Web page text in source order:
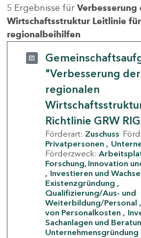
5 Ergebnisse für Verbesserung
Wirtschaftsstruktur Leitlinie für
regionalbeihilfen
"Verbesserung der
regionalen
Richtlinie GRW
Förderart: Zuschuss
Privatpersonen
Förderzweck:
Forschung, Innovation
Investieren und
Existenzgründung
Qualifizierung/Aus- und
Weiterbildung/Personal
von Personalkosten
Sachanlagen und
Unternehmensgründung